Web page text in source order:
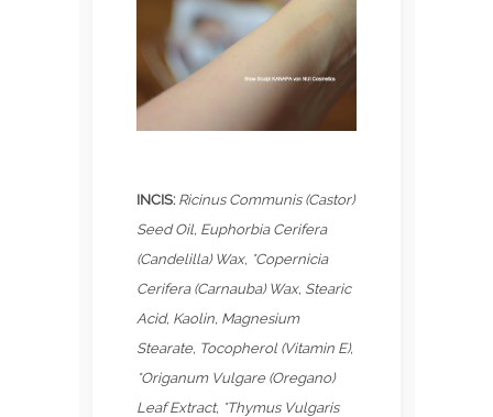
INCIS: Ricinus Communis (Castor)
Seed Oil, Euphorbia Cerifera
(Candelilla) Wax, *Copernicia
Cerifera (Carnauba) Wax, Stearic
Acid, Kaolin, Magnesium
Stearate, Tocopherol (Vitamin E),
*Origanum Vulgare (Oregano)
Leaf Extract, *Thymus Vulgaris